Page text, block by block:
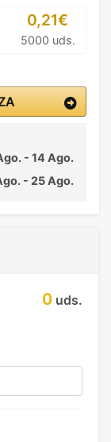
0,21€
5000 uds.
- 14 Ago.
- 25 Ago.
0 uds.